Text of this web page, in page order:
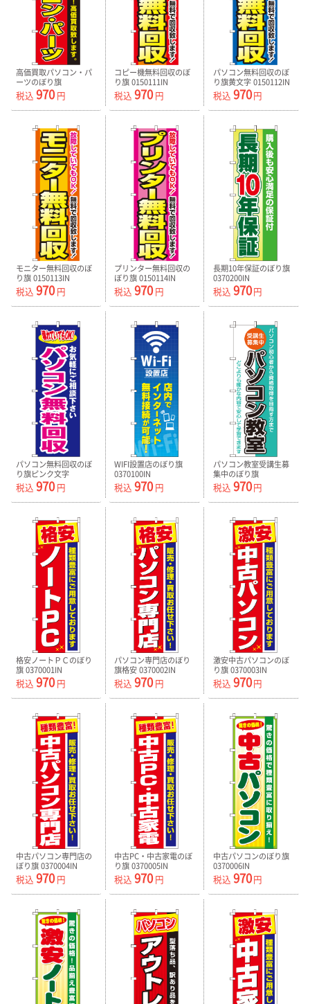
高価買取パソコン・パ
ーツのぼり旗
0370056IN
税込 970 円
コピー機無料回収のぼ
り旗 0150111IN
税込 970円
パソコン無料回収のぼ
り旗黄文字 0150112IN
税込 970円
モニター無料回収のぼ
り旗 0150113IN
税込 970 円
プリンター無料回収の
ぼり旗 0150114IN
税込 970円
長期10年保証のぼり旗
0370200IN
税込 970円
パソコン無料回収のぼ
り旗ピンク文字
0370010IN
税込 970 円
WIFI設置店のぼり旗
0370100IN
税込 970円
パソコン教室受講生募
集中のぼり旗
0370080IN
税込 970円
格安ノートＰＣのぼり
旗 0370001IN
税込 970 円
パソコン専門店のぼり
旗格安 0370002IN
税込 970円
激安中古パソコンのぼ
り旗 0370003IN
税込 970円
中古パソコン専門店の
ぼり旗 0370004IN
税込 970 円
中古PC・中古家電のぼ
り旗 0370005IN
税込 970円
中古パソコンのぼり旗
0370006IN
税込 970円